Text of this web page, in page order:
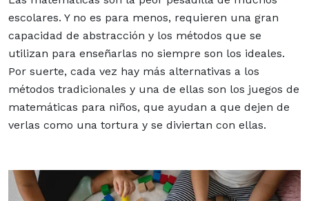
escolares. Y no es para menos, requieren una gran
capacidad de abstracción y los métodos que se
utilizan para enseñarlas no siempre son los ideales.
Por suerte, cada vez hay más alternativas a los
métodos tradicionales y una de ellas son los juegos de
matemáticas para niños, que ayudan a que dejen de
verlas como una tortura y se diviertan con ellas.